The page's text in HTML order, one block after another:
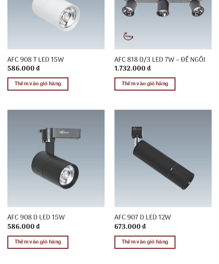
AFC 908 T LED 15W
586.000₫
Thêm vào giỏ hàng
AFC 818 D/3 LED 7W – ĐẾ NGỒI
1.732.000₫
Thêm vào giỏ hàng
AFC 908 D LED 15W
586.000₫
Thêm vào giỏ hàng
AFC 907 D LED 12W
673.000₫
Thêm vào giỏ hàng